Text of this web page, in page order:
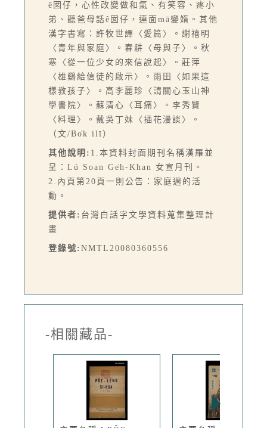
ê囡仔，心性改變做和氣、有笑容、疼小
弟、聽爸母話ê囡仔，連面mā變媠。其他
漢字書寫：許牧世譯〈愛篇〉。謝禧明
〈青年與家庭〉。春耕〈母與子〉。秋
寒〈從一位少女的來信說起〉。莊萍
〈雄鷄給信徒的啟示〉。雨田〈如果這
樣教孩子〉。高李麗珍〈請關心玉山神
學書院〉。蘇清心〈耳痛〉。李秀賢
〈料理〉。戴吳丁妹〈插花漫談〉。
（文/Bo̍k ilī）
其他說明: 1.本資料封面期刊名稱漢羅並
呈：Lú Soan Ge̍h-Khan 女宣月刊。
2.內頁第20頁一則公告：家庭週的活
動。
提供者: 台灣白話字文學資料蒐集整理計
畫
登錄號: NMTL20080360556
-相關藏品-